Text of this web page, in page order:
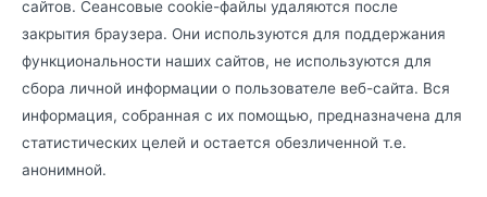
сайтов. Сеансовые cookie-файлы удаляются после
закрытия браузера. Они используются для поддержания
функциональности наших сайтов, не используются для
сбора личной информации о пользователе веб-сайта. Вся
информация, собранная с их помощью, предназначена для
статистических целей и остается обезличенной т.е.
анонимной.